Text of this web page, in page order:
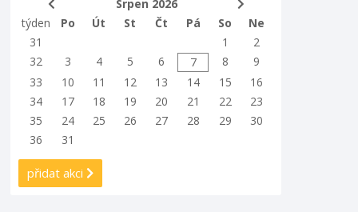
Srpen 2026
týden
Po Út St Čt Pá So
Ne
31
1
2
32
3 4 5 6 7 8
9
33
10 11 12 13 14 15
16
34
17 18 19 20 21 22
23
35
24 25 26 27 28 29
30
36
31
přidat akci